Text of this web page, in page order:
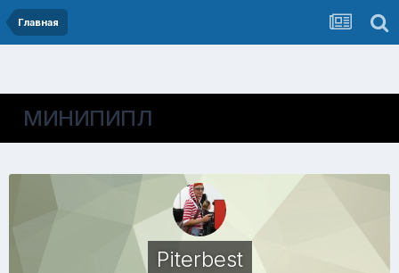
Главная
МИНИПИПЛ
Piterbest